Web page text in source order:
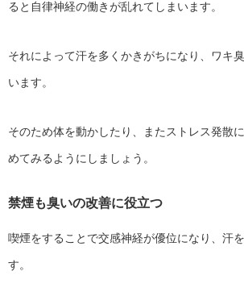
ると自律神経の働きが乱れてしまいます。
それによって汗を多くかきがちになり、ワキ
います。
そのため体を動かしたり、またストレス発散
めてみるようにしましょう。
禁煙も臭いの改善に役立つ
喫煙をすることで交感神経が優位になり、汗
す。